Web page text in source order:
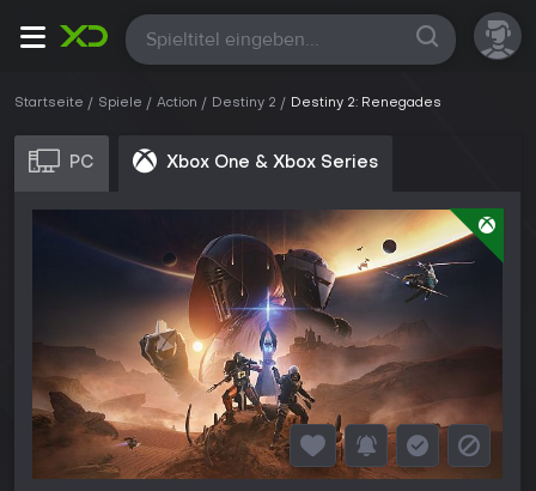
Alle
Startseite Spiele Action Destiny 2 Destiny 2: Renegades
PC Xbox One & Xbox Series